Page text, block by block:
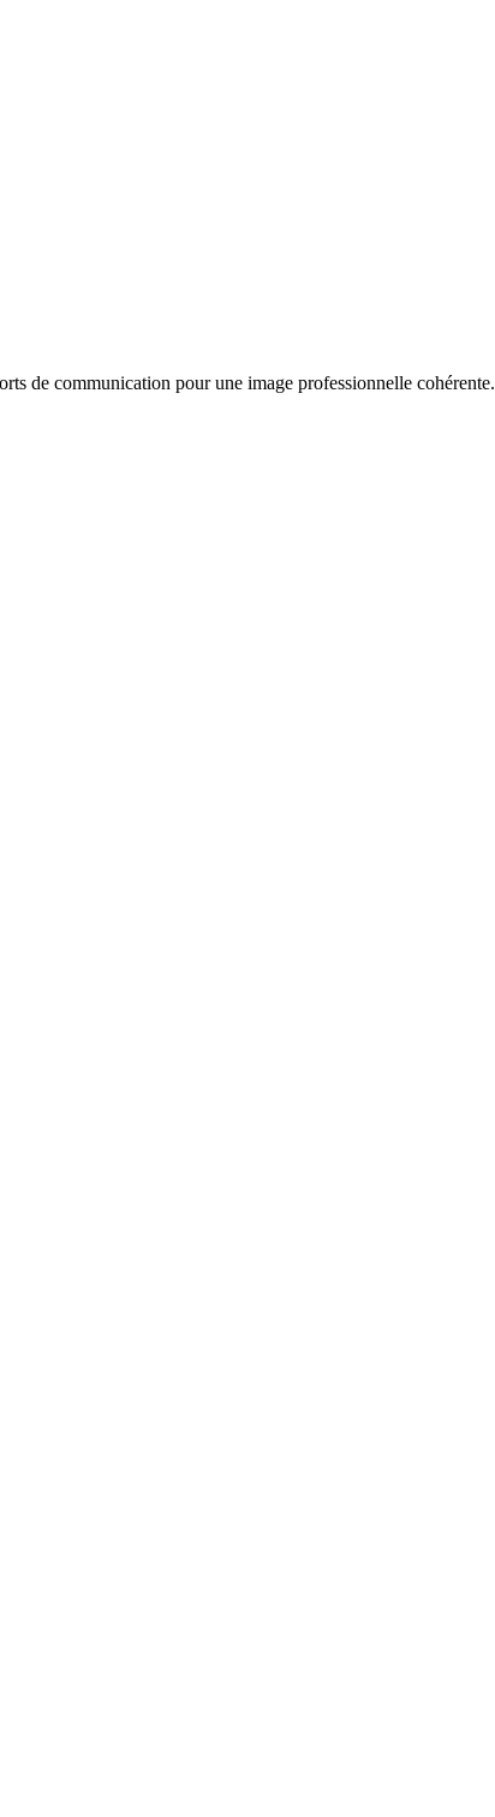
de communication pour une image professionnelle cohérente.